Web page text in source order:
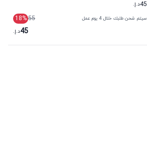
45د.إ.
سيتم شحن طلبك خلال 4 يوم عمل 55
18%
45د.إ.